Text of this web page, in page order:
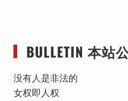
BULLETIN 本站
没有人是非法的
女权即人权